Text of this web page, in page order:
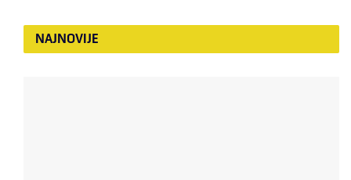
NAJNOVIJE